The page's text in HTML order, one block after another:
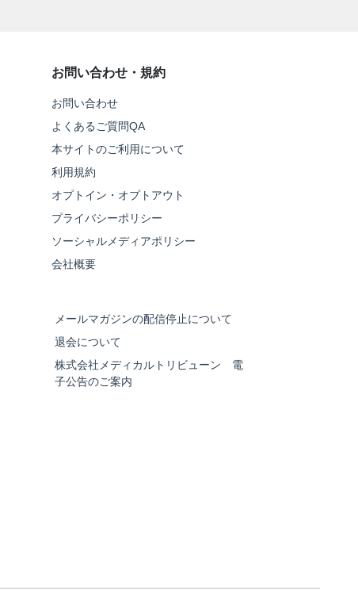
お問い合わせ・規約
お問い合わせ
よくあるご質問QA
本サイトのご利用について
利用規約
オプトイン・オプトアウト
プライバシーポリシー
ソーシャルメディアポリシー
会社概要
メールマガジンの配信停止について
退会について
株式会社メディカルトリビューン 電
子公告のご案内